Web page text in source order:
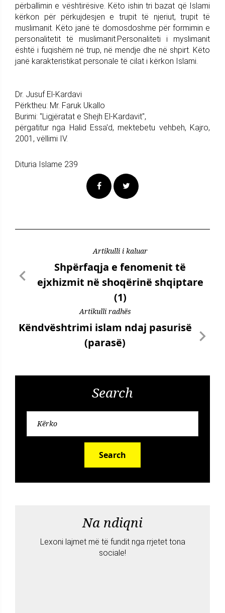
përballimin e vështirësive. Këto ishin tri bazat që Islami
kërkon për përkujdesjen e trupit të njeriut, trupit të
muslimanit. Këto janë të domosdoshme për formimin e
personalitetit të muslimanit.Personaliteti i myslimanit
është i fuqishëm në trup, në mendje dhe në shpirt. Këto
janë karakteristikat personale të cilat i kërkon Islami.
Dr. Jusuf El-Kardavi
Përktheu: Mr. Faruk Ukallo
Burimi: "Ligjëratat e Shejh El-Kardavit",
përgatitur nga Halid Essa'd, mektebetu vehbeh, Kajro,
2001, vëllimi IV.
Dituria Islame 239
Artikulli i kaluar
Shpërfaqja e fenomenit të
ejxhizmit në shoqërinë shqiptare
(1)
Artikulli radhës
Këndvështrimi islam ndaj pasurisë
(parasë)
Search
Search
Na ndiqni
Lexoni lajmet më të fundit nga rrjetet tona
sociale!